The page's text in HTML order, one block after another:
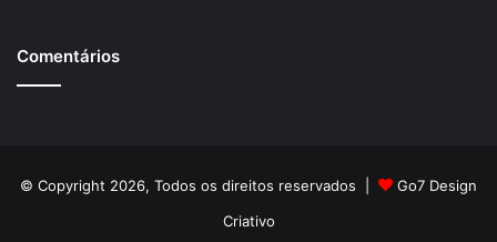
Comentários
© Copyright 2026, Todos os direitos reservados |
Go7 Design
Criativo